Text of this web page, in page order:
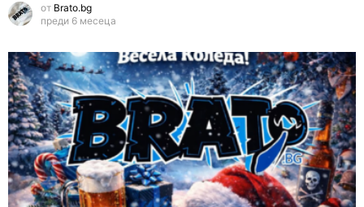
от Brato.bg
преди 6 месеца